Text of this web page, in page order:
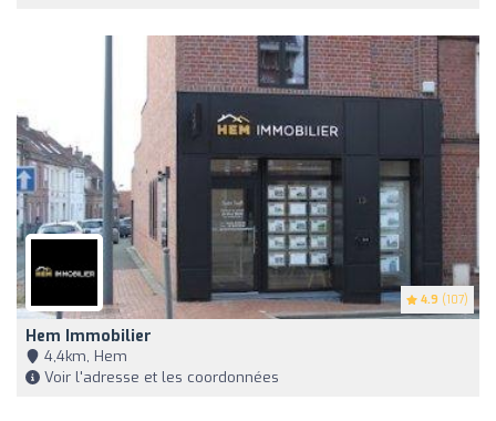
4.9 (107)
Hem Immobilier
4,4km, Hem
Voir l'adresse et les coordonnées